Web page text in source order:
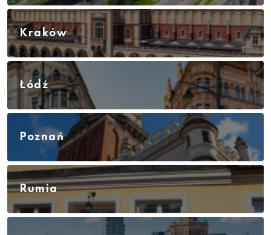
Kraków
Łódź
Poznań
Rumia